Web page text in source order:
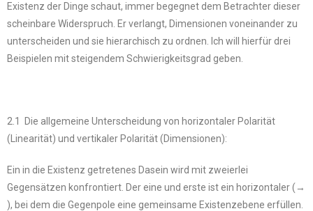
Existenz der Dinge schaut, immer begegnet dem Betrachter dieser
scheinbare Widerspruch. Er verlangt, Dimensionen voneinander zu
unterscheiden und sie hierarchisch zu ordnen. Ich will hierfür drei
Beispielen mit steigendem Schwierigkeitsgrad geben.
2.1 Die allgemeine Unterscheidung von horizontaler Polarität
(Linearität) und vertikaler Polarität (Dimensionen):
Ein in die Existenz getretenes Dasein wird mit zweierlei
Gegensätzen konfrontiert. Der eine und erste ist ein horizontaler (→
), bei dem die Gegenpole eine gemeinsame Existenzebene erfüllen.